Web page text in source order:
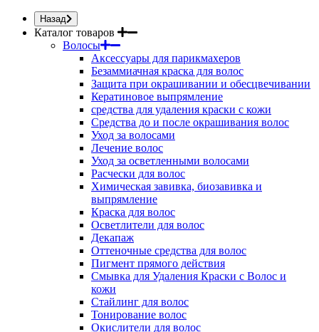
Назад
Каталог товаров
Волосы
Аксессуары для парикмахеров
Безаммиачная краска для волос
Защита при окрашивании и обесцвечивании
Кератиновое выпрямление
средства для удаления краски с кожи
Средства до и после окрашивания волос
Уход за волосами
Лечение волос
Уход за осветленными волосами
Расчески для волос
Химическая завивка, биозавивка и
выпрямление
Краска для волос
Осветлители для волос
Декапаж
Оттеночные средства для волос
Пигмент прямого действия
Смывка для Удаления Краски с Волос и
кожи
Стайлинг для волос
Тонирование волос
Окислители для волос